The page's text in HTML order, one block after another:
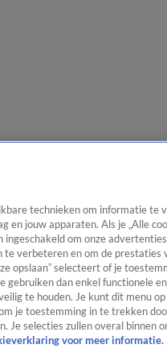
technieken om informatie te
en jouw apparaten. Als je „Alle
om onze
te verbeteren en om de prestaties
opslaan” selecteert of je
gebruiken dan enkel functionele
te houden. Je kunt dit menu
je toestemming in te trekken
Je selecties zullen overal binnen
voor meer informatie.